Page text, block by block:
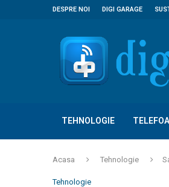
DESPRE NOI DIGI GARAGE
TEHNOLOGIE
Acasa Tehnologie
Tehnologie